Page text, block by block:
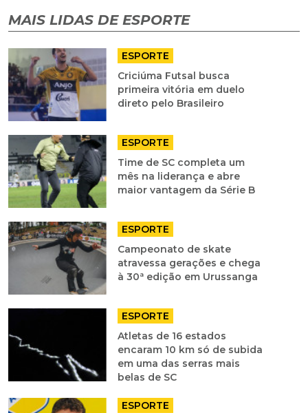
MAIS LIDAS DE ESPORTE
ESPORTE
Criciúma Futsal busca
primeira vitória em duelo
direto pelo Brasileiro
ESPORTE
Time de SC completa um
mês na liderança e abre
maior vantagem da Série B
ESPORTE
Campeonato de skate
atravessa gerações e chega
à 30ª edição em Urussanga
ESPORTE
Atletas de 16 estados
encaram 10 km só de subida
em uma das serras mais
belas de SC
ESPORTE